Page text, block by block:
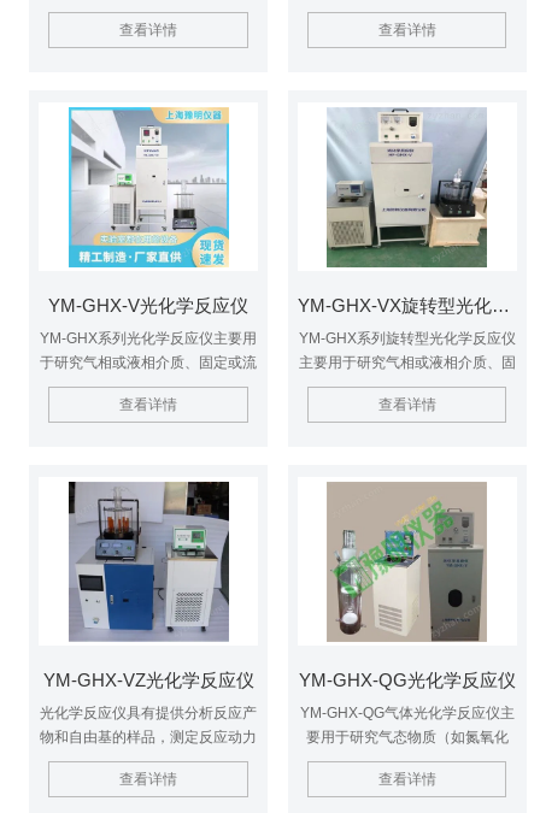
质、固定或流动体系、紫外光或模
拟可见光照、$n以及反应容器是
物和自由基的样品，$n测定反应
动力学常数，测定量子产率等功
能，广泛应用化学合成、环境保护
以及生命科学等研究领域
查看详情
定或流动体系、紫外光或模拟可见
光照、以及反应容器是否负载
由基的样品，测定反应动力学常
数，测定量子产率等功能，广泛应
用化学合成、环境保护以及生命科
学等研究领域
查看详情
YM-GHX-V光化学反应仪
YM-GHX系列光化学反应仪主要用
于研究气相或液相介质、固定或流
动体系、紫外光或模拟可见光照、
以及反应容器是否负载TiO2光催
查看详情
YM-GHX-VX旋转型光化学反应仪
YM-GHX系列旋转型光化学反应仪
主要用于研究气相或液相介质、固
定或流动体系、紫外光或模拟可见
光照、以及反应容器是否负载
由基的样品，测定反应动力学常
数，测定量子产率等功能，广泛应
用化学合成、环境保护以及生命科
学等研究领域。
查看详情
YM-GHX-VZ光化学反应仪
光化学反应仪具有提供分析反应产
物和自由基的样品，测定反应动力
学常数，测定量子产率等功能，广
泛应用化学合成、环境保护以及生
查看详情
YM-GHX-QG光化学反应仪
YM-GHX-QG气体光化学反应仪主
要用于研究气态物质（如氮氧化
物、硫氧化物、烃类和其它有机物
等）和固相表面的光化学变化，也
查看详情